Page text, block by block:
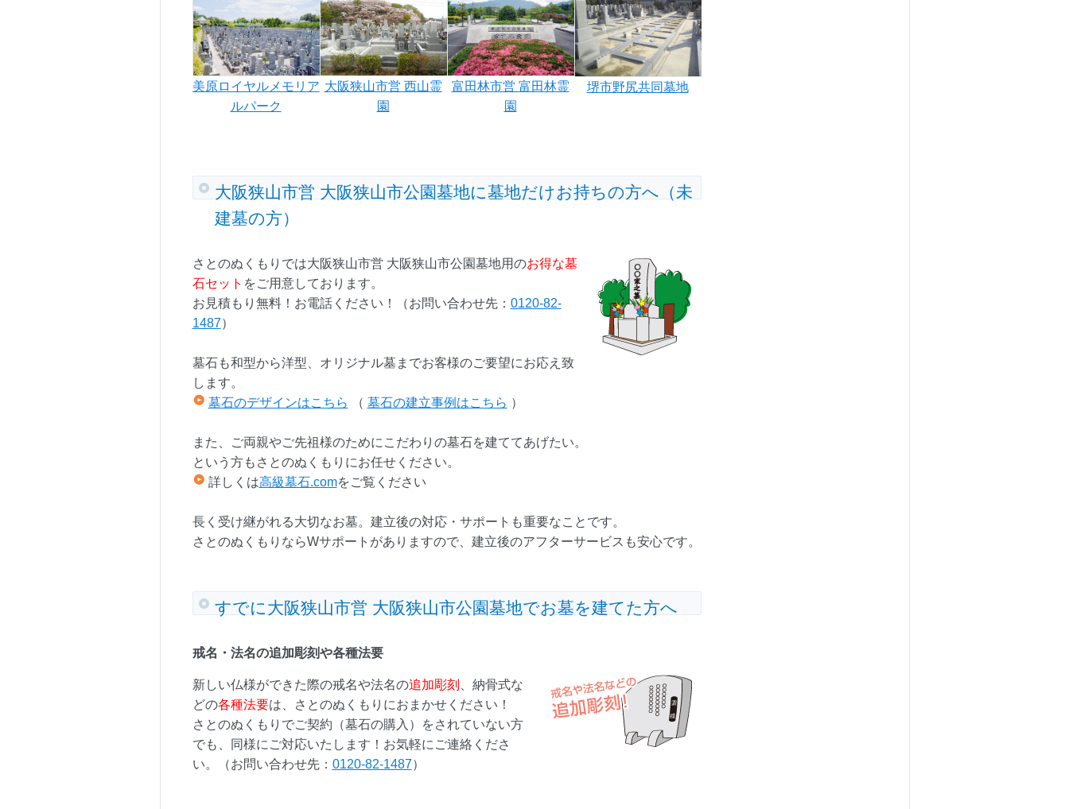
美原ロイヤルメモリア
ルパーク
大阪狭山市営 西山霊
園
富田林市営 富田林霊
園
堺市野尻共同墓地
大阪狭山市営 大阪狭山市公園墓地に墓地だけお持ちの方へ（未
建墓の方）
さとのぬくもりでは大阪狭山市営 大阪狭山市公園墓地用のお得な墓
石セット をご用意しております。
お見積もり無料！お電話ください！（お問い合わせ先： 0120-82-
1487）
墓石も和型から洋型、オリジナル墓までお客様のご要望にお応え致
します。
墓石のデザインはこちら （ 墓石の建立事例はこちら ）
また、ご両親やご先祖様のためにこだわりの墓石を建ててあげたい。
という方もさとのぬくもりにお任せください。
詳しくは高級墓石.comをご覧ください
長く受け継がれる大切なお墓。建立後の対応・サポートも重要なことです。
さとのぬくもりならWサポートがありますので、建立後のアフターサービスも安心です。
すでに大阪狭山市営 大阪狭山市公園墓地でお墓を建てた方へ
戒名・法名の追加彫刻や各種法要
新しい仏様ができた際の戒名や法名の追加彫刻 、納骨式な
どの各種法要は、さとのぬくもりにおまかせください！
さとのぬくもりでご契約（墓石の購入）をされていない方
でも、同様にご対応いたします！お気軽にご連絡くださ
い。（お問い合わせ先： 0120-82-1487）